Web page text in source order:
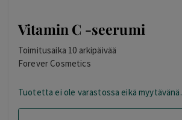
Vitamin C -seerumi
Toimitusaika 10 arkipäivää
Forever Cosmetics
Tuotetta ei ole varastossa eikä myytävänä.